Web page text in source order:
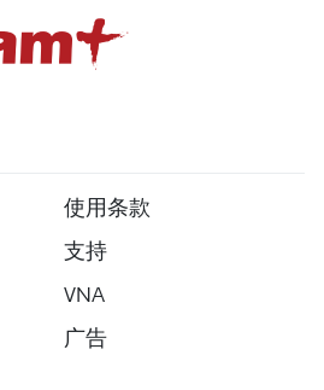
使用条款
支持
VNA
广告